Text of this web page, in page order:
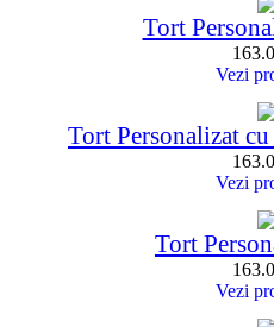
Tort
Vezi
Tort Personalizat
Vezi
Tort
Vezi